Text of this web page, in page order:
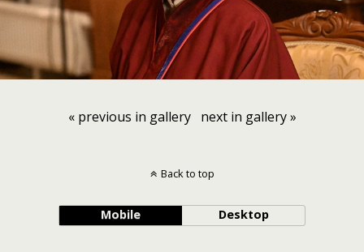
« previous in gallery next in gallery »
Back to top
Mobile Desktop